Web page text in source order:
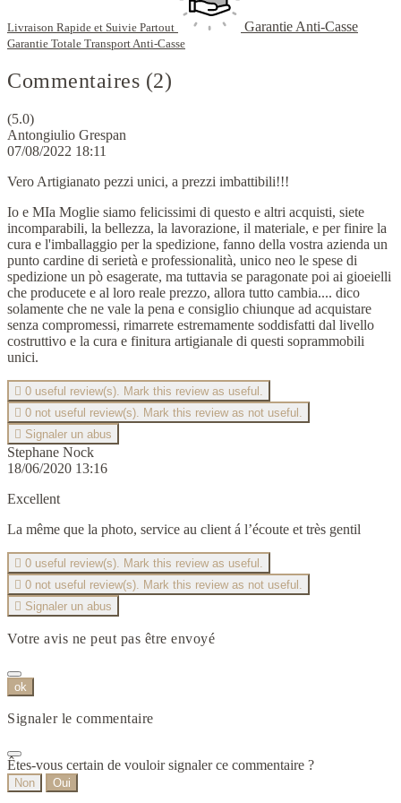
Livraison Rapide et Suivie Partout Garantie Anti-Casse
Garantie Totale Transport Anti-Casse
Commentaires (2)
(5.0)
Antongiulio Grespan
07/08/2022 18:11
Vero Artigianato pezzi unici, a prezzi imbattibili!!!
Io e MIa Moglie siamo felicissimi di questo e altri acquisti, siete
incomparabili, la bellezza, la lavorazione, il materiale, e per finire la
cura e l'imballaggio per la spedizione, fanno della vostra azienda un
punto cardine di serietà e professionalità, unico neo le spese di
spedizione un pò esagerate, ma tuttavia se paragonate poi ai gioeielli
che producete e al loro reale prezzo, allora tutto cambia.... dico
solamente che ne vale la pena e consiglio chiunque ad acquistare
senza compromessi, rimarrete estremamente soddisfatti dal livello
costruttivo e la cura e finitura artigianale di questi soprammobili
unici.
 0 useful review(s). Mark this review as useful.
 0 not useful review(s). Mark this review as not useful.
 Signaler un abus
Stephane Nock
18/06/2020 13:16
Excellent
La même que la photo, service au client á l’écoute et très gentil
 0 useful review(s). Mark this review as useful.
 0 not useful review(s). Mark this review as not useful.
 Signaler un abus
Votre avis ne peut pas être envoyé
ok
Signaler le commentaire
Êtes-vous certain de vouloir signaler ce commentaire ?
Non Oui